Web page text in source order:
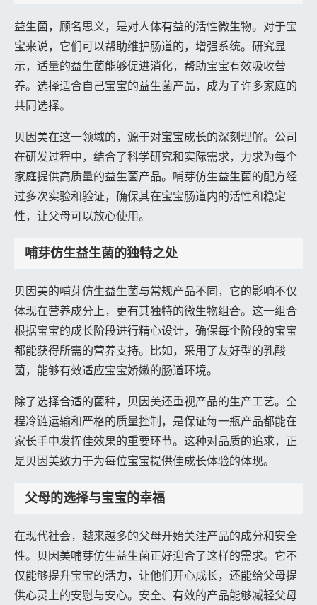
益生菌，顾名思义，是对人体有益的活性微生物。对于宝
宝来说，它们可以帮助维护肠道的，增强系统。研究显
示，适量的益生菌能够促进消化，帮助宝宝有效吸收营
养。选择适合自己宝宝的益生菌产品，成为了许多家庭的
共同选择。
贝因美在这一领域的，源于对宝宝成长的深刻理解。公司
在研发过程中，结合了科学研究和实际需求，力求为每个
家庭提供高质量的益生菌产品。哺芽仿生益生菌的配方经
过多次实验和验证，确保其在宝宝肠道内的活性和稳定
性，让父母可以放心使用。
哺芽仿生益生菌的独特之处
贝因美的哺芽仿生益生菌与常规产品不同，它的影响不仅
体现在营养成分上，更有其独特的微生物组合。这一组合
根据宝宝的成长阶段进行精心设计，确保每个阶段的宝宝
都能获得所需的营养支持。比如，采用了友好型的乳酸
菌，能够有效适应宝宝娇嫩的肠道环境。
除了选择合适的菌种，贝因美还重视产品的生产工艺。全
程冷链运输和严格的质量控制，是保证每一瓶产品都能在
家长手中发挥佳效果的重要环节。这种对品质的追求，正
是贝因美致力于为每位宝宝提供佳成长体验的体现。
父母的选择与宝宝的幸福
在现代社会，越来越多的父母开始关注产品的成分和安全
性。贝因美哺芽仿生益生菌正好迎合了这样的需求。它不
仅能够提升宝宝的活力，让他们开心成长，还能给父母提
供心灵上的安慰与安心。安全、有效的产品能够减轻父母